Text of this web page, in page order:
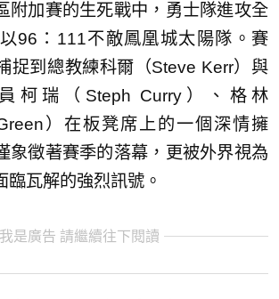
附加賽的生死戰中，勇士隊進攻全
96：111不敵鳳凰城太陽隊。賽
捉到總教練科爾（Steve Kerr）與
柯瑞（Steph Curry）、格林
）在板凳席上的一個深情擁
象徵著賽季的落幕，更被外界視為
臨瓦解的強烈訊號。
我是廣告 請繼續往下閱讀